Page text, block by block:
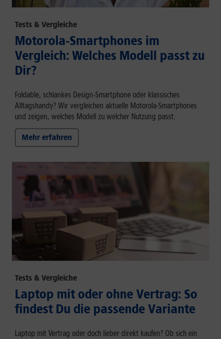
Tests & Vergleiche
Motorola-Smartphones im
Vergleich: Welches Modell passt zu
Dir?
Foldable, schlankes Design-Smartphone oder klassisches
Alltagshandy? Wir vergleichen aktuelle Motorola-Smartphones
und zeigen, welches Modell zu welcher Nutzung passt.
Mehr erfahren
Tests & Vergleiche
Laptop mit oder ohne Vertrag: So
findest Du die passende Variante
Laptop mit Vertrag oder doch lieber direkt kaufen? Ob sich ein